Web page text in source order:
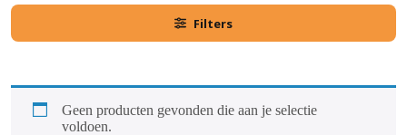
Filters
Geen producten gevonden die aan je selectie
voldoen.